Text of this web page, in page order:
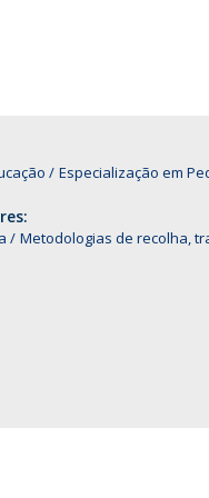
Alunos de Psicologia
Especialização em
Metodologias de recolha,